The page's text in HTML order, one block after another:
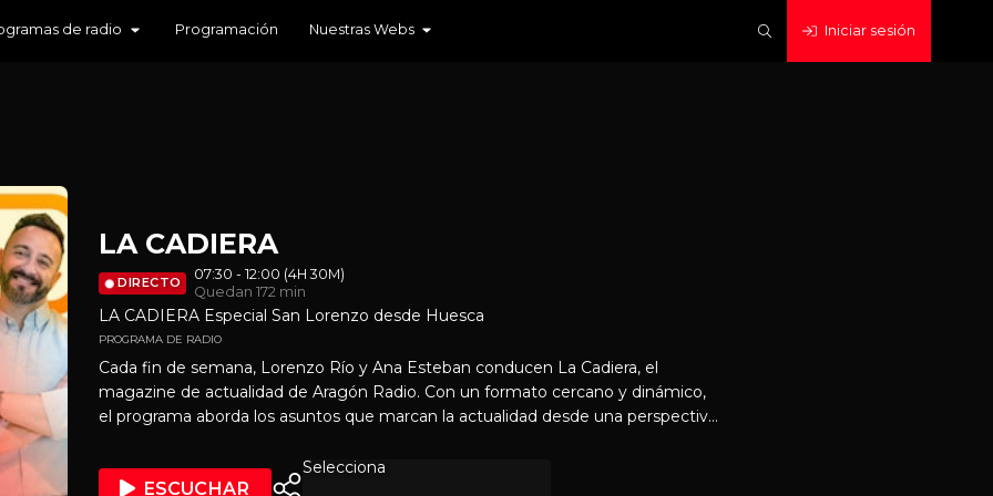
de radio Programación Nuestras Webs Iniciar sesión
LA CADIERA
DIRECTO
07:30 - 12:00 (4H 30M)
Quedan 172 min
LA CADIERA Especial San Lorenzo desde Huesca
PROGRAMA DE RADIO
Cada fin de semana, Lorenzo Río y Ana Esteban conducen La Cadiera, el
magazine de actualidad de Aragón Radio. Con un formato cercano y dinámico,
el programa aborda los asuntos que marcan la actualidad desde una perspectiva
tradiciones y los temas que despiertan el interés de la sociedad. Entrevistas,
reportajes, colaboradores y espacios de participación convierten La Cadiera en
ESCUCHAR
Selecciona